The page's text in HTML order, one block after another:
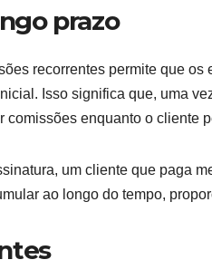
prazo
recorrentes permite que
Isso significa que, uma
comissões enquanto o cliente
um cliente que paga
ao longo do tempo,